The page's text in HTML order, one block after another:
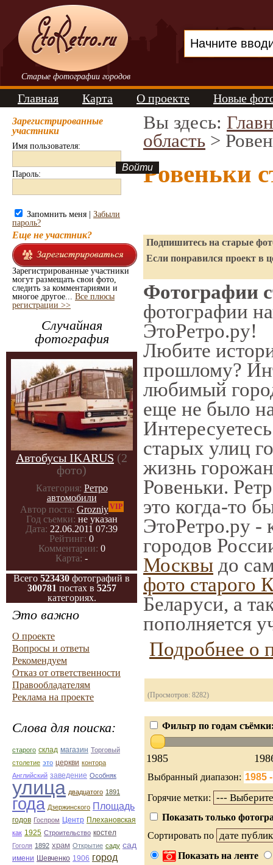
Старые фотографии городов
Главная Карта О проекте Новые
Зарегистрированные
участники
Имя пользователя:
Пароль:
Запомнить меня | Забыли
пароль?
Еще не участник?
Зарегистрированные участники
могут размещать свои фото,
следить за комментариями и
многое другое... Все плюсы
регистрации >>
Случайная
фотография
Автобусы IKARUS (2
фото)
Категория: Ретро
автомобили
Автор поста: GrozniyVIP
Год съемки: не указан
Дата: 22.06.2011 07:39
Рейтинг: 0
Комментарии: 0
Карта: -
Всего 523430 фотографий в
300781 постах в 5257
категориях.
Это важно
О проекте
Вопросы и ответы
Рекомендуем
Отказ от ответственности
Правообладателям
Реклама на проекте
Слова для поиска:
старого склад магазин Торговый
столетие это церкви контора
Английский заведение Особняк
улица двадцатого 1891
года Дзержинского Площадь
годов Госпром Центр Плехановская
как 1925 Строительство костел
Гоголя 1892 храм Открытие саду сад
имени Шевченко 1906 город
Вы здесь:
область >
Ровеньки
Подпишитесь на старые
Если понравился проект в
Фотографии
фотографии
ЭтоРетро.ру!
Любите
прошлому?
любимый
еще не было
старых улиц
жизнь
Ровеньки.
это когда-то
ЭтоРетро.ру -
городов
Москвы до
фото старого
Беларуси, а
пополняется
Подробнее о
(Просмотров: 8282)
Фильтр по годам
1985
Выбранный диапазон:
Горячие метки:
Показать только
Сортировать по
Показать на ленте